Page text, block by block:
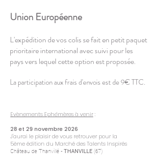
Union Européenne
L'expédition de vos colis se fait en petit paquet
prioritaire international avec suivi pour les
pays vers lequel cette option est proposée.
La participation aux frais d'envois est de 9€ TTC.
Evènements Ephémères à venir:
28 et 29 novembre 2026
J'aurai le plaisir de vous retrouver pour la
5èmeédition du Marché des Talents Inspirés
Château de Thanvillé - THANVILLE (67)